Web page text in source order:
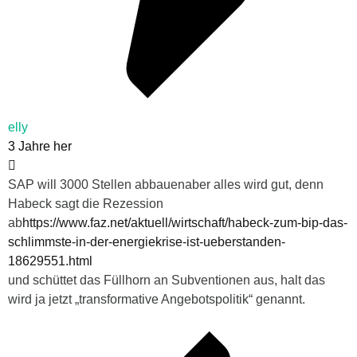
elly
3 Jahre her
SAP will 3000 Stellen abbauenaber alles wird gut, denn
Habeck sagt die Rezession
abhttps://www.faz.net/aktuell/wirtschaft/habeck-zum-bip-das-
schlimmste-in-der-energiekrise-ist-ueberstanden-
18629551.html
und schüttet das Füllhorn an Subventionen aus, halt das
wird ja jetzt „transformative Angebotspolitik“ genannt.